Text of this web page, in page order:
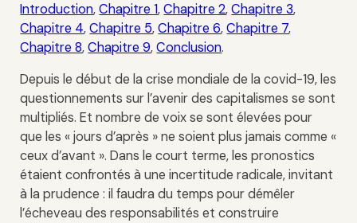
Introduction,Chapitre 1,Chapitre 2,Chapitre 3,
Chapitre 4,Chapitre 5,Chapitre 6,Chapitre 7,
Chapitre 8,Chapitre 9,Conclusion.
Depuis le début de la crise mondiale de la covid-19, les
questionnements sur l’avenir des capitalismes se sont
multipliés. Et nombre de voix se sont élevées pour
que les « jours d’après » ne soient plus jamais comme «
ceux d’avant ». Dans le court terme, les pronostics
étaient confrontés à une incertitude radicale, invitant
à la prudence : il faudra du temps pour démêler
l’écheveau des responsabilités et construire